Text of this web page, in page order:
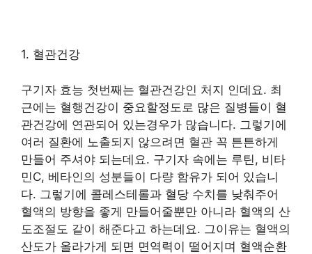
1. 혈관건강
구기자 효능 첫번째는 혈관건강인 처지 인데요. 최
근에는 혈행건강이 중요할정도로 많은 질병들이 혈
관건강에 연관되어 있는경우가 많습니다. 그렇기에
여러 질환에 노출되지 않으려면 혈관 꼭 튼튼하게
만들어 주셔야 되는데요. 구기자 속에는 루틴, 비타
민C, 베타인의 성분들이 다량 함유가 되어 있습니
다. 그렇기에 콜레스테롤과 혈당 수치를 낮춰주어
혈액의 방향을 좋게 만들어줄뿐만 아니라 혈액의 산
도조절도 같이 해준다고 하는데요. 그이유는 혈액의
산도가 올라가게 되면 면역력이 떨어지며 혈액순환